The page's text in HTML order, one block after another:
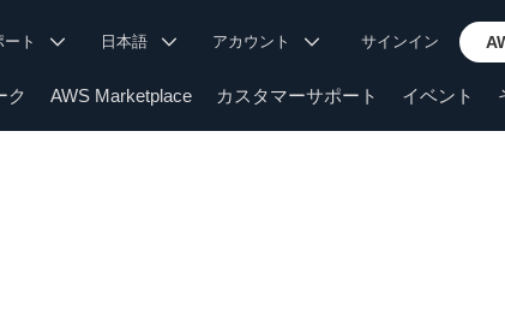
ート 日本語 アカウント サインイン
ク AWS Marketplace カスタマーサポート イベント